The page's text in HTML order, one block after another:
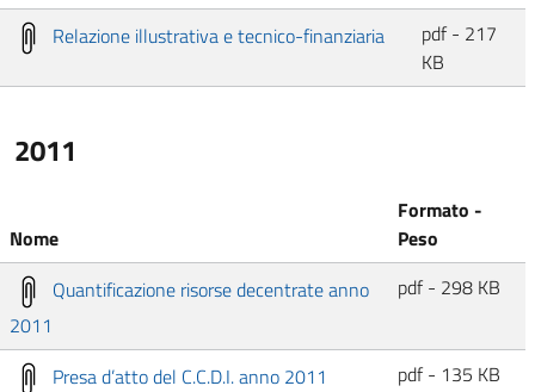
Relazione illustrativa e tecnico-finanziaria
pdf - 217
KB
2011
Nome
Formato -
Peso
Quantificazione risorse decentrate anno
2011
pdf - 298 KB
Presa d’atto del C.C.D.I. anno 2011 pdf - 135 KB